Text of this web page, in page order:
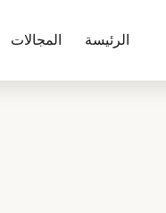
الرئيسة المجالات